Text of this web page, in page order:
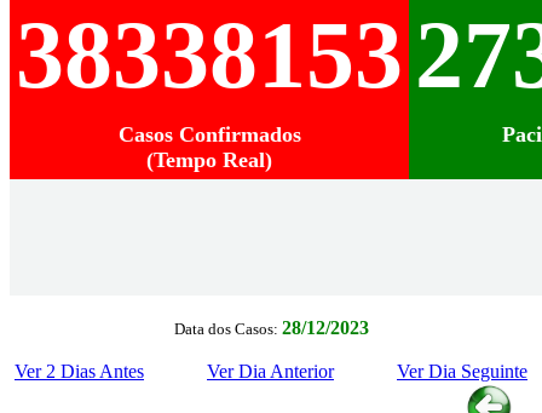
38338153
Casos Confirmados
(Tempo Real)
Data dos Casos: 28/12/2023
Ver 2 Dias Antes Ver Dia Anterior Ver Dia Seguinte